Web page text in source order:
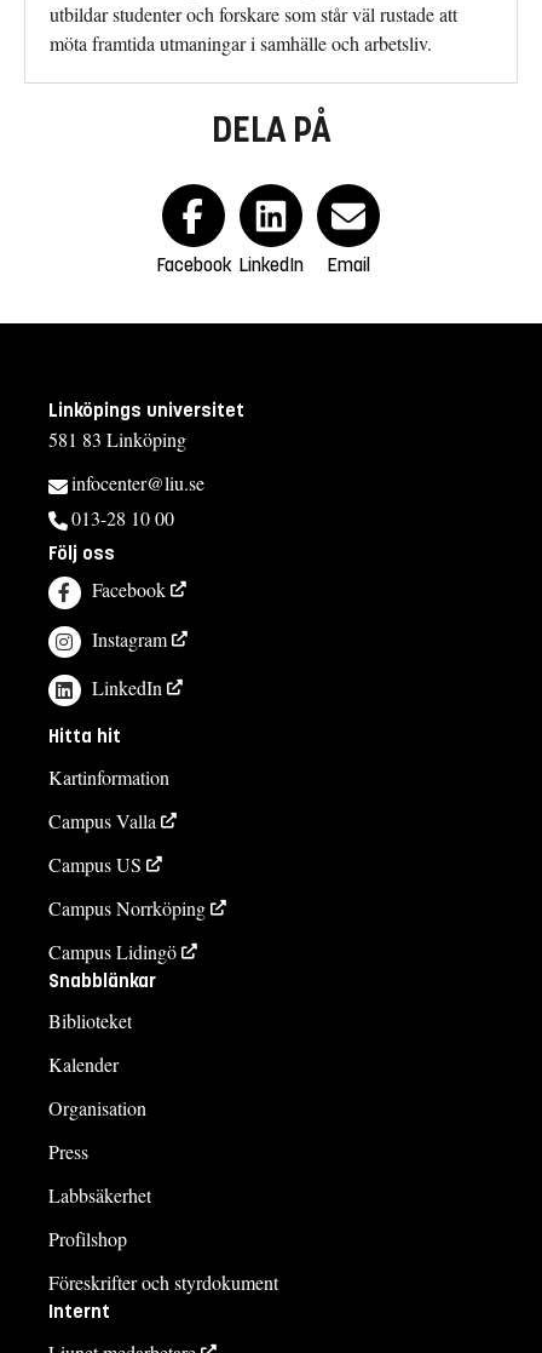
utbildar studenter och forskare som står väl rustade att
möta framtida utmaningar i samhälle och arbetsliv.
DELA PÅ
Facebook LinkedIn Email
Linköpings universitet
581 83 Linköping
infocenter@liu.se
013-28 10 00
Följ oss
Facebook
Instagram
LinkedIn
Hitta hit
Kartinformation
Campus Valla
Campus US
Campus Norrköping
Campus Lidingö
Snabblänkar
Biblioteket
Kalender
Organisation
Press
Labbsäkerhet
Profilshop
Föreskrifter och styrdokument
Internt